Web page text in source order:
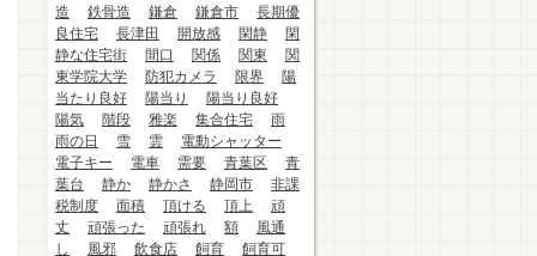
造
鉄骨造 鎌倉 鎌倉市
長期優
良住宅
長津田 開放感 閑静
閑
静な住宅街
間口 関係 関東
関
東学院大学
防犯カメラ 限界
陽
当たり良好
陽当り
陽当り良好
陽気
階段 雅楽 集合住宅
雨
雨の日
雪 雲
電動シャッター
電子キー
電車 需要 青葉区
青
葉台
静か 静かさ 静岡市
非課
税制度
面積 頂ける 頂上
頑
丈
頑張った 頑張れ 額
風通
し
風邪 飲食店 飼育
飼育可